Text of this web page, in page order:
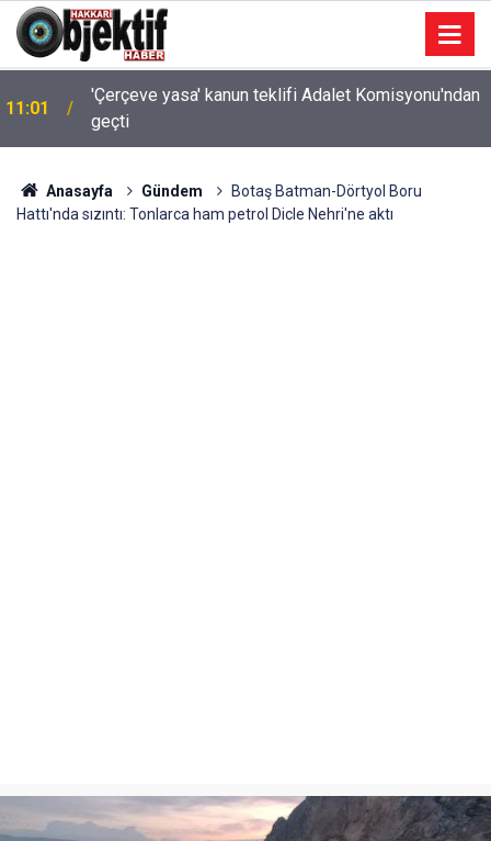
11:01
'Çerçeve yasa' kanun teklifi Adalet Komisyonu'ndan
geçti
Anasayfa Gündem
Botaş Batman-Dörtyol Boru
Hattı'nda sızıntı: Tonlarca ham petrol Dicle Nehri'ne aktı